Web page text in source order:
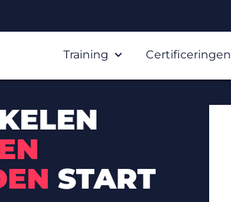
Training Certificeringen
START